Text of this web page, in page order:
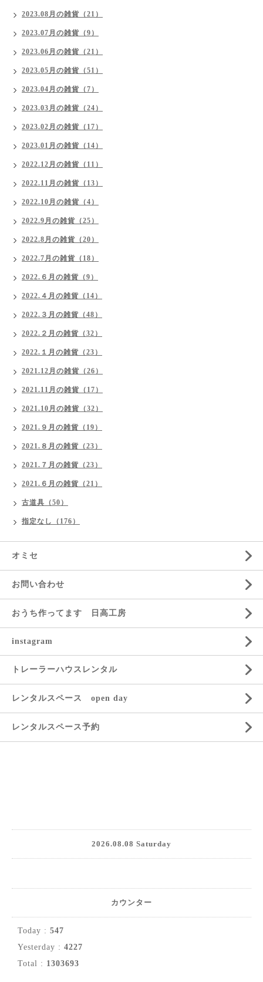
2023.08月の雑貨（21）
2023.07月の雑貨（9）
2023.06月の雑貨（21）
2023.05月の雑貨（51）
2023.04月の雑貨（7）
2023.03月の雑貨（24）
2023.02月の雑貨（17）
2023.01月の雑貨（14）
2022.12月の雑貨（11）
2022.11月の雑貨（13）
2022.10月の雑貨（4）
2022.9月の雑貨（25）
2022.8月の雑貨（20）
2022.7月の雑貨（18）
2022.６月の雑貨（9）
2022.４月の雑貨（14）
2022.３月の雑貨（48）
2022.２月の雑貨（32）
2022.１月の雑貨（23）
2021.12月の雑貨（26）
2021.11月の雑貨（17）
2021.10月の雑貨（32）
2021.９月の雑貨（19）
2021.８月の雑貨（23）
2021.７月の雑貨（23）
2021.６月の雑貨（21）
古道具（50）
指定なし（176）
オミセ
お問い合わせ
おうち作ってます 日高工房
instagram
トレーラーハウスレンタル
レンタルスペース open day
レンタルスペース予約
2026.08.08 Saturday
カウンター
Today : 547
Yesterday : 4227
Total : 1303693